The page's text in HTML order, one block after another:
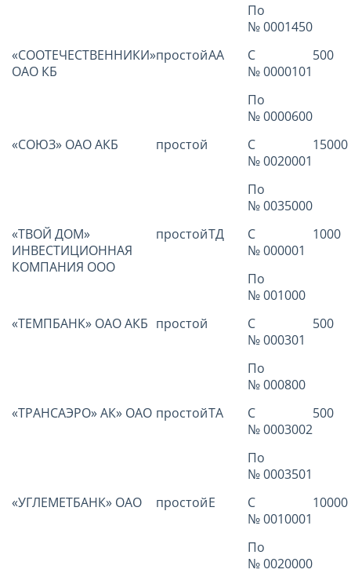
По
№ 0001450
«СООТЕЧЕСТВЕННИКИ»
ОАО КБ
простойАА
С
№ 0000101
500
По
№ 0000600
«СОЮЗ» ОАО АКБ
простой
С
№ 0020001
15000
По
№ 0035000
«ТВОЙ ДОМ»
ИНВЕСТИЦИОННАЯ
КОМПАНИЯ ООО
простойТД
С
№ 000001
1000
По
№ 001000
«ТЕМПБАНК» ОАО АКБ простой
С
№ 000301
500
По
№ 000800
«ТРАНСАЭРО» АК» ОАО простойТА
С
№ 0003002
500
По
№ 0003501
«УГЛЕМЕТБАНК» ОАО
простойЕ
С
№ 0010001
10000
По
№ 0020000